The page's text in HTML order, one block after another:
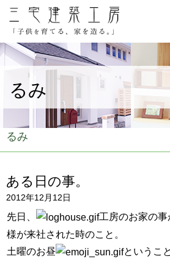
ホーム
家への想い
施工例
ブログ
お客様の声
会社概要
るみ
るみ
ある日の事。
2012年12月12日
先日、
工房のお家の
様が来社された時のこと。
土曜のお昼
というこ